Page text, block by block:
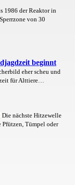
1986 der Reaktor in
von 30
beginnt
eher scheu und
für Alttiere…
Die nächste Hitzewelle
Pfützen, Tümpel oder